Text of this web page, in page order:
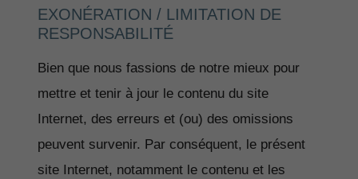
EXONÉRATION / LIMITATION DE
RESPONSABILITÉ
Bien que nous fassions de notre mieux pour
mettre et tenir à jour le contenu du site
Internet, des erreurs et (ou) des omissions
peuvent survenir. Par conséquent, le présent
site Internet, notamment le contenu et les